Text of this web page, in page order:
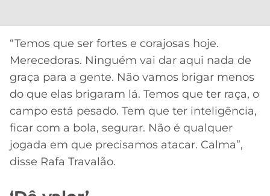
“Temos que ser fortes e corajosas hoje.
Merecedoras. Ninguém vai dar aqui nada de
graça para a gente. Não vamos brigar menos
do que elas brigaram lá. Temos que ter raça, o
campo está pesado. Tem que ter inteligência,
ficar com a bola, segurar. Não é qualquer
jogada em que precisamos atacar. Calma”,
disse Rafa Travalão.